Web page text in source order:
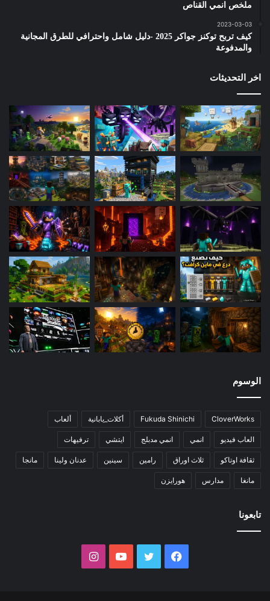
ملخص انمي القناص
2023-03-03
كيف تربح توكنز جواكر 2025 -دليل شامل واحترافي للطرق المجانية
والمدفوعة
اخر التحديثات
الوسوم
CloverWorks
Fukuda Shinichi أكلات_يابانية ألعاب
العاب فيديو انمي انمي مدبلج ايتشي ترفيهات
ثقافة اوتاكو ثلاث اوراق رامين سينين عدنان ولينا مانجا
مانغا مدارس هورايزن
تابعونا